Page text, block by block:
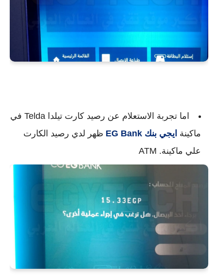
اما تجربة الاستعلام عن رصيد كارت تيلدا Telda في
ماكينة ايجي بنك EG Bank ظهر لدي رصيد الكارت
علي ماكينة. ATM